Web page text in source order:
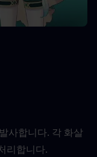
사합니다. 각 화살
리합니다.